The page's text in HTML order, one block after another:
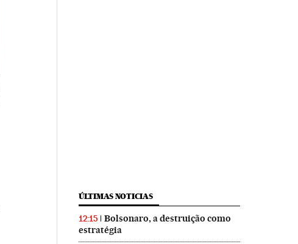
ÚLTIMAS NOTICIAS
12:15
Bolsonaro, a destruição como
estratégia